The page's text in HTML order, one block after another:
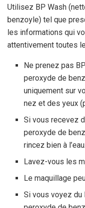
Utilisez BP Wash
benzoyle) tel que
les informations qui
attentivement toutes
Ne prenez pas
peroxyde de
uniquement sur
nez et des yeux
Si vous recevez
peroxyde de
rincez bien à l’eau.
Lavez-vous les
Le maquillage
Si vous voyez du